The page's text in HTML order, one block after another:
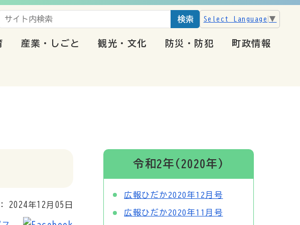
産業・しごと 観光・文化 防災・防犯 町政情報
検索 Select Language ▼
2024年12月05日
令和2年(2020年)
広報ひだか2020年12月号
広報ひだか2020年11月号